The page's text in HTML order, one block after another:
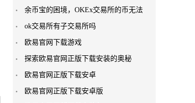
余币宝的困境，OKEx交易所的币无法
ok交易所有子交易所吗
欧易官网下载游戏
探索欧易官网正版下载安装的奥秘
欧易官网正版下载安卓
欧易官网正版下载安卓版